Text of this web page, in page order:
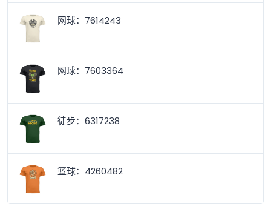
网球：7614243
网球：7603364
徒步：6317238
篮球：4260482